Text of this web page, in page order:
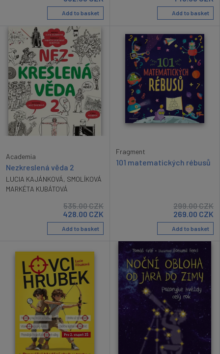
Add to basket Add to basket
Academia
Nezkreslená věda 2
LUCIA KAJÁNKOVÁ, SMOLÍKOVÁ
MARKÉTA KUBÁTOVÁ
535.00CZK
428.00 CZK
Add to basket
Fragment
101 matematických rébusů
299.00CZK
269.00 CZK
Add to basket